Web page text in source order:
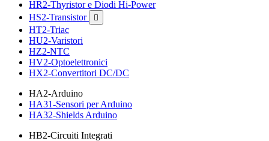
HR2-Thyristor e Diodi Hi-Power
HS2-Transistor

HT2-Triac
HU2-Varistori
HZ2-NTC
HV2-Optoelettronici
HX2-Convertitori DC/DC
HA2-Arduino
HA31-Sensori per Arduino
HA32-Shields Arduino
HB2-Circuiti Integrati